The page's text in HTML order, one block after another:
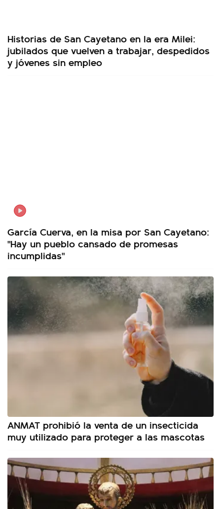
Historias de San Cayetano en la era Milei:
jubilados que vuelven a trabajar, despedidos
y jóvenes sin empleo
García Cuerva, en la misa por San Cayetano:
"Hay un pueblo cansado de promesas
incumplidas"
ANMAT prohibió la venta de un insecticida
muy utilizado para proteger a las mascotas